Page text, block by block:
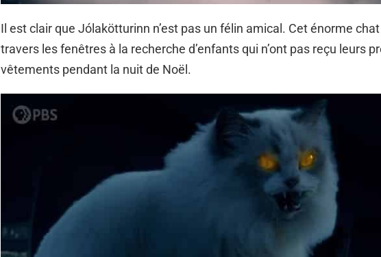
Il est clair que Jólakötturinn n’est pas un félin amical. Cet énorme
travers les fenêtres à la recherche d’enfants qui n’ont pas reçu leurs
vêtements pendant la nuit de Noël.